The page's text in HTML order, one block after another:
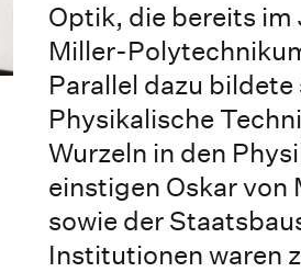
Optik, die bereits im
Miller-
Parallel dazu
Physikalische
Wurzeln in den
einstigen Oskar
sowie der
Institutionen waren